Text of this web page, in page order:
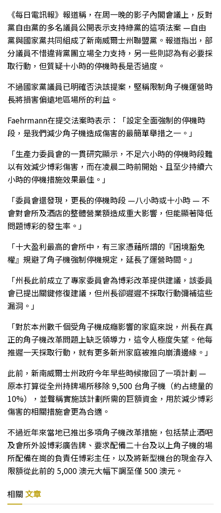
《每日電訊報》報道稱，在周一晚的影子內閣會議上，反對
黨自由黨的多名議員公開表示支持綠黨的這項法案 —自由
黨與國家黨共同組成了新南威爾士州聯盟黨。報道指出，部
分議員不惜違背黨團立場全力支持，另一些則認為有必要採
取行動，但質疑十小時的停機時長是否過度。
不過國家黨議員已明確否決該提案，堅稱限制角子機運營時
長將損害偏遠地區場所的利益。
Faehrmann在提交法案時表示：「設定全面強制的停機時
段，是我們減少角子機造成傷害的最簡單舉措之一。」
「生產力委員會的一貫研究顯示，不足六小時的停機時段難
以有效減少博彩傷害，而在凌晨二時前開始、且至少持續六
小時的停機措施效果最佳。」
「委員會還發現，更長的停機時段 —八小時或十小時 — 不
會對會所及酒店的整體營業額造成重大影響，但能顯著降低
問題博彩的發生率。」
「十大盈利最高的會所中，有三家憑藉所謂的『困境豁免
權』規避了角子機強制停機規定，延長了運營時間。」
「州長此前成立了專家委員會為博彩改革提供建議，該委員
會已提出關鍵修復建議，但州長卻遲遲不採取行動彌補這些
漏洞。」
「對於本州數千個受角子機成癮影響的家庭來說，州長在真
正的角子機改革問題上缺乏領導力，這令人極度失望。他每
推遲一天採取行動，就有更多新州家庭被推向崩潰邊緣。」
此前，新南威爾士州政府今年早些時候撤回了一項計劃 —
原本打算從全州持牌場所移除 9,500 台角子機（約占總量的
10%），並聲稱實施該計劃所需的巨額資金，用於減少博彩
傷害的相關措施會更為合適。
不過近年來當地已推出多項角子機改革措施，包括禁止酒吧
及會所外設博彩廣告牌、要求配備二十台及以上角子機的場
所配備在崗的負責任博彩主任，以及將新型機台的現金存入
限額從此前的 5,000 澳元大幅下調至僅 500 澳元。
相關 文章